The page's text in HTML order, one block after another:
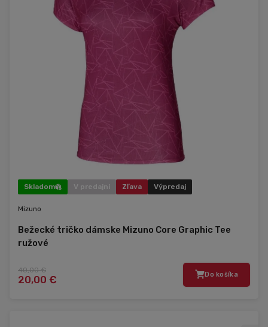
Skladom V predajni Zľava Výpredaj
Mizuno
Bežecké tričko dámske Mizuno Core Graphic Tee
ružové
40,00 €
20,00 € Do košíka